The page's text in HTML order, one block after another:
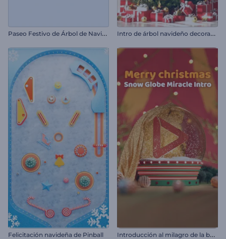
P
aseo Festivo de Árbol de Navidad I
ntro de árbol navideño decorado
Felicitación navideña de Pinball I
ntroducción al milagro de la bola de nieve